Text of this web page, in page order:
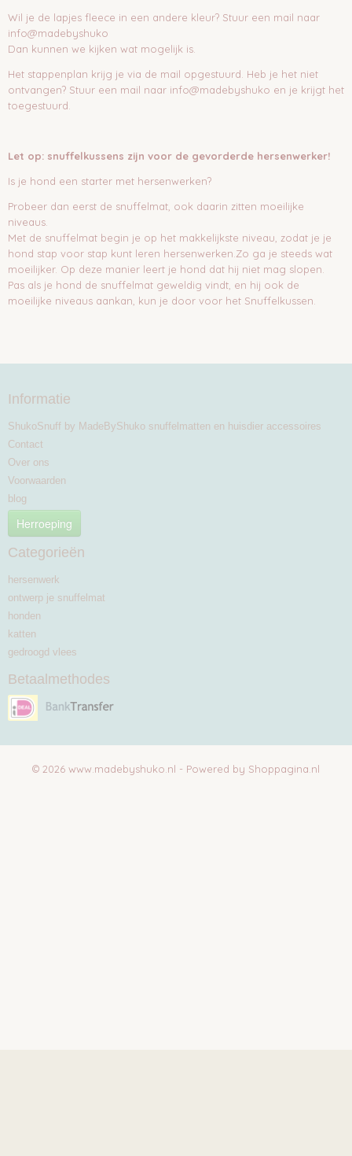
Wil je de lapjes fleece in een andere kleur? Stuur een mail naar
info@madebyshuko
Dan kunnen we kijken wat mogelijk is.
Het stappenplan krijg je via de mail opgestuurd. Heb je het niet
ontvangen? Stuur een mail naar info@madebyshuko en je krijgt het
toegestuurd.
Let op: snuffelkussens zijn voor de gevorderde hersenwerker!
Is je hond een starter met hersenwerken?
Probeer dan eerst de snuffelmat, ook daarin zitten moeilijke
niveaus.
Met de snuffelmat begin je op het makkelijkste niveau, zodat je je
hond stap voor stap kunt leren hersenwerken.Zo ga je steeds wat
moeilijker. Op deze manier leert je hond dat hij niet mag slopen.
Pas als je hond de snuffelmat geweldig vindt, en hij ook de
moeilijke niveaus aankan, kun je door voor het Snuffelkussen.
Informatie
ShukoSnuff by MadeByShuko snuffelmatten en huisdier accessoires
Contact
Over ons
Voorwaarden
blog
Herroeping
Categorieën
hersenwerk
ontwerp je snuffelmat
honden
katten
gedroogd vlees
Betaalmethodes
© 2026 www.madebyshuko.nl - Powered by Shoppagina.nl